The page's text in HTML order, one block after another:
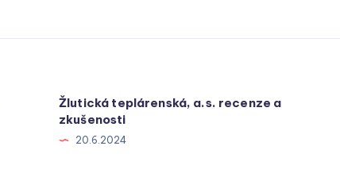
Žlutická teplárenská, a.s. recenze a
zkušenosti
20.6.2024